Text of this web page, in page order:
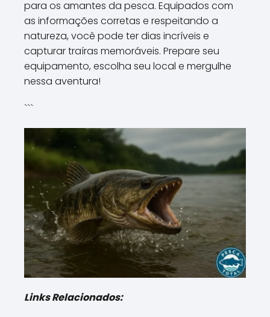
para os amantes da pesca. Equipados com
as informações corretas e respeitando a
natureza, você pode ter dias incríveis e
capturar traíras memoráveis. Prepare seu
equipamento, escolha seu local e mergulhe
nessa aventura!
```
Links Relacionados: